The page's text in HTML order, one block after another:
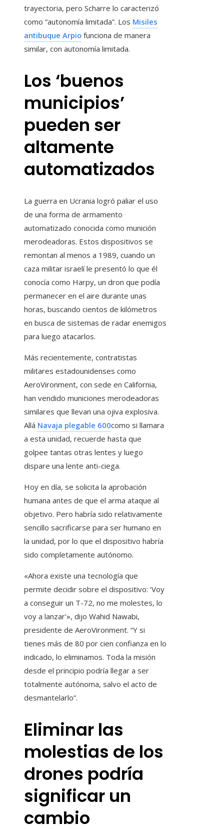
trayectoria, pero Scharre lo caracterizó
como “autonomía limitada”. Los Misiles
antibuque Arpio funciona de manera
similar, con autonomía limitada.
Los ‘buenos
municipios’
pueden ser
altamente
automatizados
La guerra en Ucrania logró paliar el uso
de una forma de armamento
automatizado conocida como munición
merodeadoras. Estos dispositivos se
remontan al menos a 1989, cuando un
caza militar israelí le presentó lo que él
conocía como Harpy, un dron que podía
permanecer en el aire durante unas
horas, buscando cientos de kilómetros
en busca de sistemas de radar enemigos
para luego atacarlos.
Más recientemente, contratistas
militares estadounidenses como
AeroVironment, con sede en California,
han vendido municiones merodeadoras
similares que llevan una ojiva explosiva.
Allá Navaja plegable 600como si llamara
a esta unidad, recuerde hasta que
golpee tantas otras lentes y luego
dispare una lente anti-ciega.
Hoy en día, se solicita la aprobación
humana antes de que el arma ataque al
objetivo. Pero habría sido relativamente
sencillo sacrificarse para ser humano en
la unidad, por lo que el dispositivo habría
sido completamente autónomo.
«Ahora existe una tecnología que
permite decidir sobre el dispositivo: ‘Voy
a conseguir un T-72, no me molestes, lo
voy a lanzar'», dijo Wahid Nawabi,
presidente de AeroVironment. “Y si
tienes más de 80 por cien confianza en lo
indicado, lo eliminamos. Toda la misión
desde el principio podría llegar a ser
totalmente autónoma, salvo el acto de
desmantelarlo”.
Eliminar las
molestias de los
drones podría
significar un
cambio